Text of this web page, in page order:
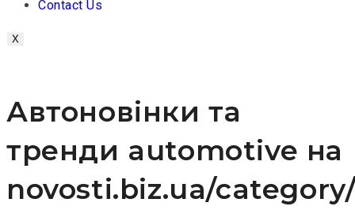
Contact Us
X
Автоновінки та
тренди automotive на
novosti.biz.ua/